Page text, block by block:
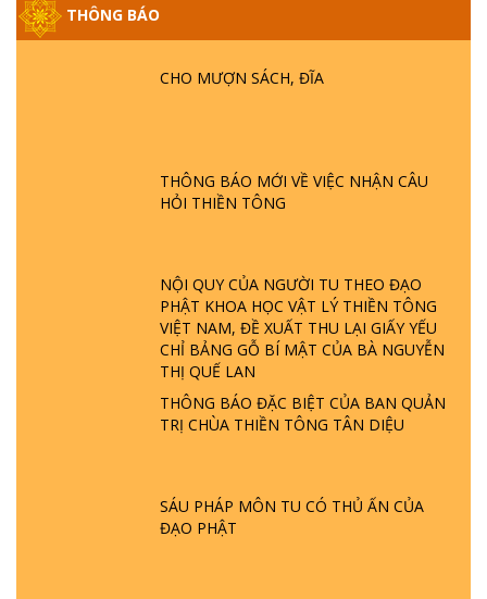
THÔNG BÁO
CHO MƯỢN SÁCH, ĐĨA
THÔNG BÁO MỚI VỀ VIỆC NHẬN CÂU
HỎI THIỀN TÔNG
NỘI QUY CỦA NGƯỜI TU THEO ĐẠO
PHẬT KHOA HỌC VẬT LÝ THIỀN TÔNG
VIỆT NAM, ĐỀ XUẤT THU LẠI GIẤY YẾU
CHỈ BẢNG GỖ BÍ MẬT CỦA BÀ NGUYỄN
THỊ QUẾ LAN
THÔNG BÁO ĐẶC BIỆT CỦA BAN QUẢN
TRỊ CHÙA THIỀN TÔNG TÂN DIỆU
SÁU PHÁP MÔN TU CÓ THỦ ẤN CỦA
ĐẠO PHẬT
HỘI GÌ? TỬ VÌ ĐẠO
PHẬT GIỚI CÓ THỜI GIAN KHÔNG? |
TTTD
LÀ AI? QUỶ SA TĂNG? | TTTD
GIẢI ĐÁP THIỀN TÔNG ĐẶC BIỆT P22 - TẠI
SAO TRÁI ĐẤT NHIỀU THIÊN TAI - LŨ LỤT
- HỎA HOẠN | TTTD